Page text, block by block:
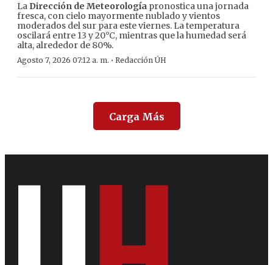
La Dirección de Meteorología pronostica una jornada
fresca, con cielo mayormente nublado y vientos
moderados del sur para este viernes. La temperatura
oscilará entre 13 y 20°C, mientras que la humedad será
alta, alrededor de 80%.
Agosto 7, 2026 07:12 a. m. · Redacción ÚH
Carga Más